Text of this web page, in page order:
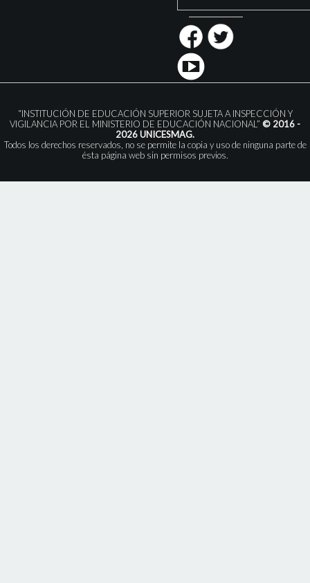
“INSTITUCIÓN DE EDUCACIÓN SUPERIOR SUJETA A INSPECCIÓN Y
VIGILANCIA POR EL MINISTERIO DE EDUCACIÓN NACIONAL” © 2016 -
2026 UNICESMAG.
Todos los derechos reservados, no se permite la copia y uso de ninguna parte de
ésta página web sin permisos previos.